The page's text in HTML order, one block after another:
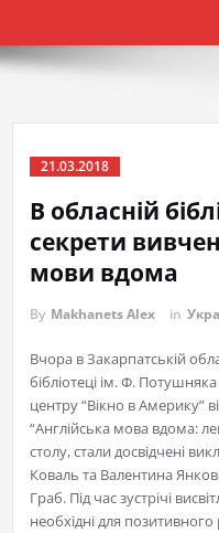
21.03.2018
В обласній
секрети
мови вдома
By Makhanets Alex in
Вчора в Закарпатській
бібліотеці ім. Ф.
центру “Вікно в Америку”
“Англійська мова вдома:
столу, стали досвідчені
Коваль та Валентина
Граб. Під час зустрічі
необхідні для позитивного